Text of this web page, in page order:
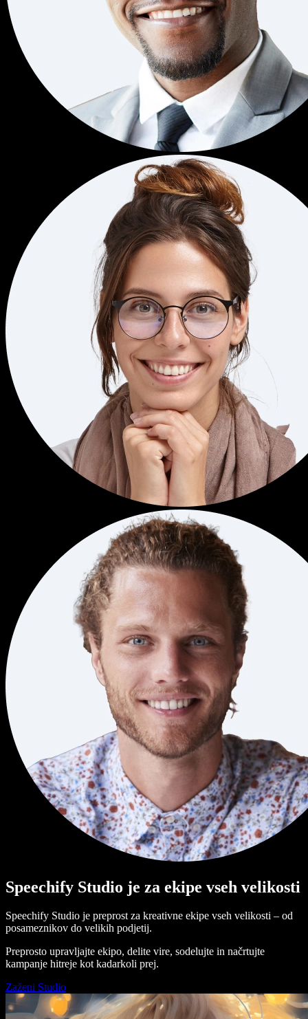
Speechify Studio je za ekipe vseh velikosti
Speechify Studio je preprost za kreativne ekipe vseh velikosti – od
posameznikov do velikih podjetij.
Preprosto upravljajte ekipo, delite vire, sodelujte in načrtujte
kampanje hitreje kot kadarkoli prej.
Zaženi Studio